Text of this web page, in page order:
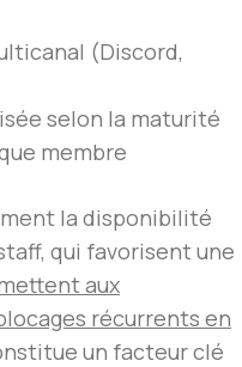
(Discord,
selon la maturité
membre
la disponibilité
qui favorisent une
aux
récurrents en
un facteur clé